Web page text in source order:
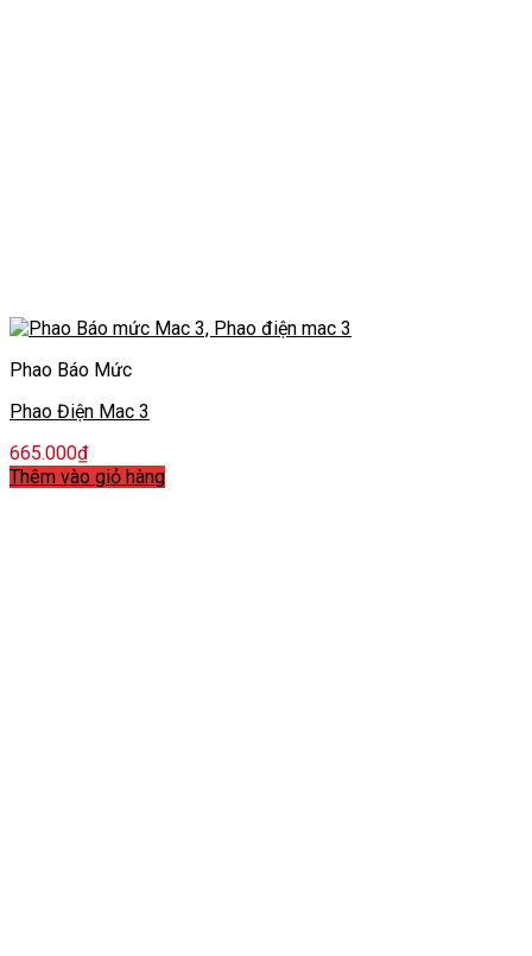
Phao Báo Mức
Phao Điện Mac 3
665.000₫
Thêm vào giỏ hàng